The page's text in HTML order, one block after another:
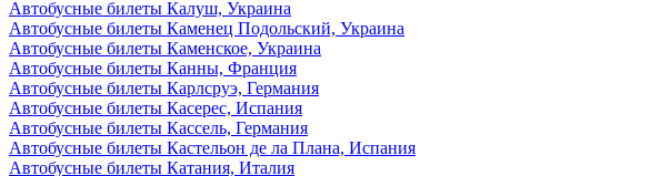
Автобусные билеты Калуш, Украина
Автобусные билеты Каменец Подольский, Украина
Автобусные билеты Каменское, Украина
Автобусные билеты Канны, Франция
Автобусные билеты Карлсруэ, Германия
Автобусные билеты Касерес, Испания
Автобусные билеты Кассель, Германия
Автобусные билеты Кастельон де ла Плана, Испания
Автобусные билеты Катания, Италия